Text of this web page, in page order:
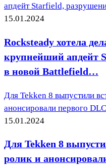
апдейт Starfield,
15.01.2024
Rocksteady хотела
крупнейший апдейт
в новой Battlefield…
Для Tekken 8 выпустили
анонсировали первого
15.01.2024
Для Tekken 8
ролик и